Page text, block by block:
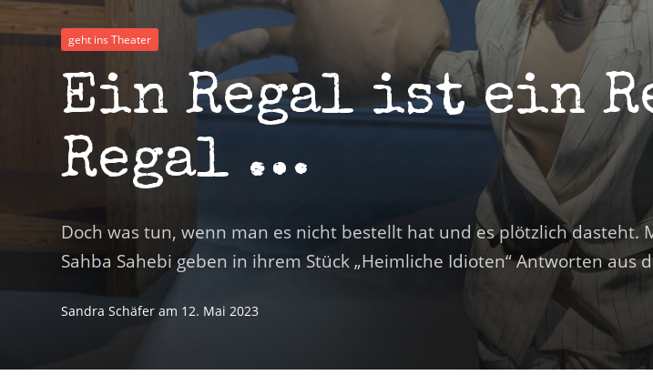
geht ins Theater
Ein Regal ist ein
Regal …
Doch was tun, wenn man es nicht bestellt hat und es plötzlich dasteht.
Sahba Sahebi geben in ihrem Stück „Heimliche Idioten“ Antworten aus
Sandra Schäferam 12. Mai 2023